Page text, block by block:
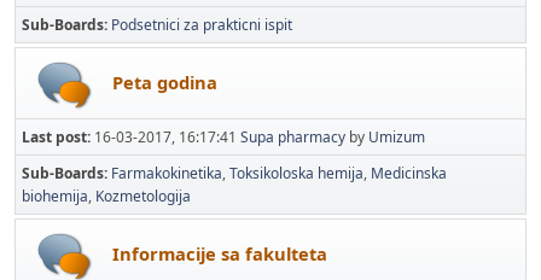
Sub-Boards Podsetnici za prakticni ispit
Peta godina
Last post: 16-03-2017, 16:17:41 Supa pharmacy by Umizum
Sub-Boards Farmakokinetika Toksikoloska hemija Medicinska
biohemija Kozmetologija
Informacije sa fakulteta